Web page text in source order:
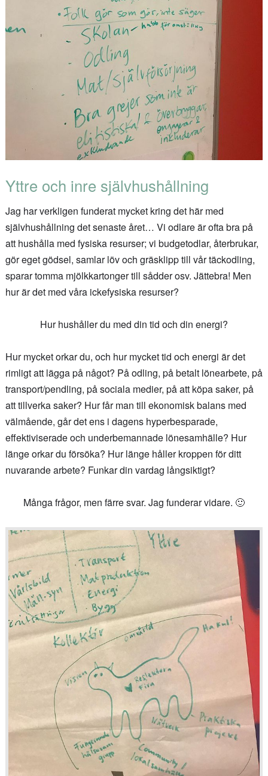
Yttre och inre självhushållning
Jag har verkligen funderat mycket kring det här med
självhushållning det senaste året… Vi odlare är ofta bra på
att hushålla med fysiska resurser; vi budgetodlar, återbrukar,
gör eget gödsel, samlar löv och gräsklipp till vår täckodling,
sparar tomma mjölkkartonger till sådder osv. Jättebra! Men
hur är det med våra ickefysiska resurser?
Hur hushåller du med din tid och din energi?
Hur mycket orkar du, och hur mycket tid och energi är det
rimligt att lägga på något? På odling, på betalt lönearbete, på
transport/pendling, på sociala medier, på att köpa saker, på
att tillverka saker? Hur får man till ekonomisk balans med
välmående, går det ens i dagens hyperbesparade,
effektiviserade och underbemannade lönesamhälle? Hur
länge orkar du försöka? Hur länge håller kroppen för ditt
nuvarande arbete? Funkar din vardag långsiktigt?
Många frågor, men färre svar. Jag funderar vidare. 🙂